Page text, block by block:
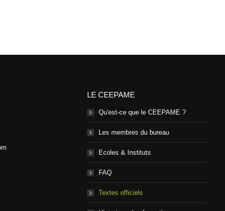
LE CEEPAME
Qu'est-ce que le CEEPAME ?
Les membres du bureau
Ecoles & Instituts
FAQ
Textes officiels